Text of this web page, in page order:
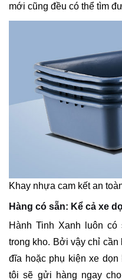
mới cũng đều có thể tìm
Khay nhựa cam kết an
Hàng có sẵn: Kể cả xe
Hành Tinh Xanh luôn
trong kho. Bởi vậy chỉ cần
đĩa hoặc phụ kiện xe dọn
tôi sẽ gửi hàng ngay